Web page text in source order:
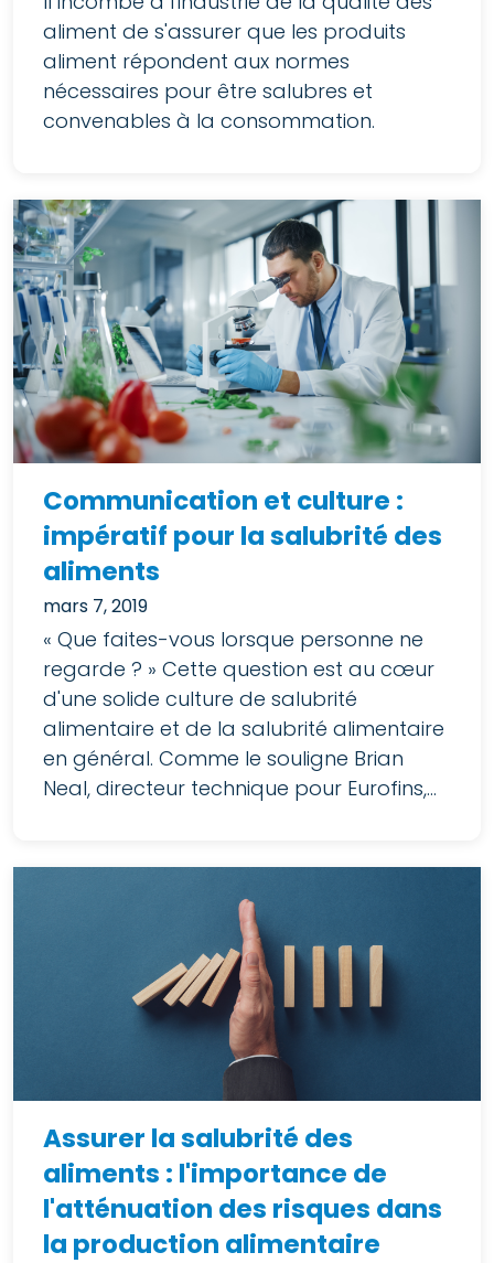
aliment de s'assurer que les produits
aliment répondent aux normes
nécessaires pour être salubres et
convenables à la consommation.
Communication et culture :
impératif pour la salubrité des
aliments
mars 7, 2019
« Que faites-vous lorsque personne ne
regarde ? » Cette question est au cœur
d'une solide culture de salubrité
alimentaire et de la salubrité alimentaire
en général. Comme le souligne Brian
Neal, directeur technique pour Eurofins,...
Assurer la salubrité des
aliments : l'importance de
l'atténuation des risques dans
la production alimentaire